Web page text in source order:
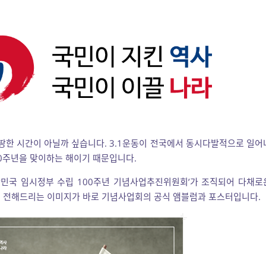
시간이 아닐까 싶습니다. 3.1운동이 전국에서 동시다발적으로 일어
년을 맞이하는 해이기 때문입니다.
국 임시정부 수립 100주년 기념사업추진위원회’가 조직되어 다채로
해드리는 이미지가 바로 기념사업회의 공식 앰블럼과 포스터입니다.